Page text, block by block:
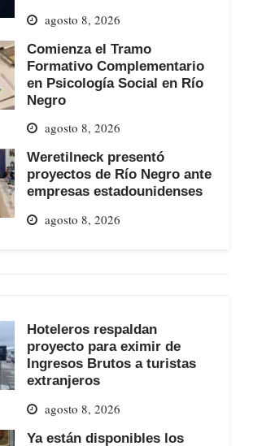
agosto 8, 2026
Comienza el Tramo
Formativo Complementario
en Psicología Social en Río
Negro
agosto 8, 2026
Weretilneck presentó
proyectos de Río Negro ante
empresas estadounidenses
agosto 8, 2026
Hoteleros respaldan
proyecto para eximir de
Ingresos Brutos a turistas
extranjeros
agosto 8, 2026
Ya están disponibles los